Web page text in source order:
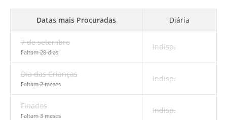
Datas mais Procuradas Diária
7 de setembro
Faltam 28 dias
Indisp.
Dia das Crianças
Faltam 2 meses
Indisp.
Finados
Faltam 3 meses
Indisp.